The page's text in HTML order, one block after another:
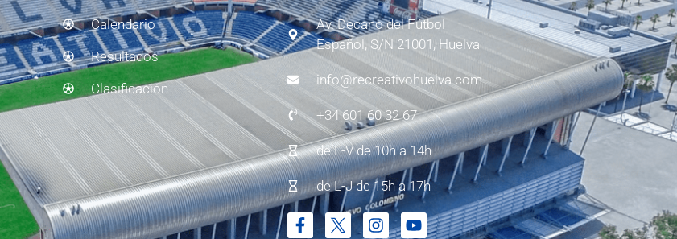
Calendario
Resultados
Clasificación
Av. Decano del Fútbol
Español, S/N 21001, Huelva
info@recreativohuelva.com
+34 601 60 32 67
de L-V de 10h a 14h
de L-J de 15h a 17h